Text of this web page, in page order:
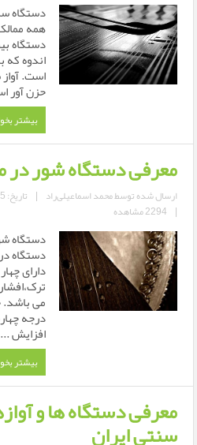
دستگاه
همه
دستگاه
اندوه که
است.
حزن آور
بیشتر
معرفی دستگاه شور
ارسال شده توسطمحمد اسماعیلی‌راد | تاریخ: 25 نوامبر 2017
| 2294 مشاهده
دستگاه
دستگاه
دارای
می
درجه
افزایش ...
بیشتر
معرفی دستگاه ها و
سنتی ایران